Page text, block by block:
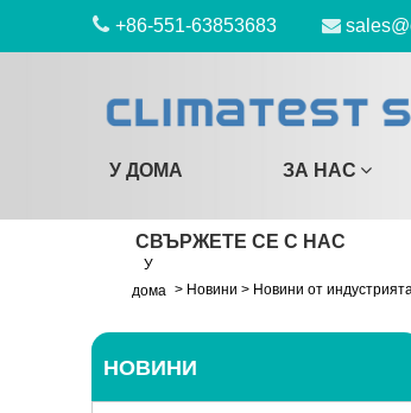
+86-551-63853683
У ДОМА ЗА НАС
СВЪРЖЕТЕ СЕ С НАС
У
дома > Новини > Новини от
НОВИНИ